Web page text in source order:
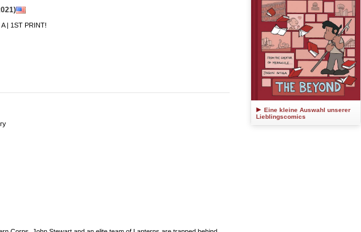
| 1ST PRINT!
Eine kleine Auswahl unserer
Lieblingscomics